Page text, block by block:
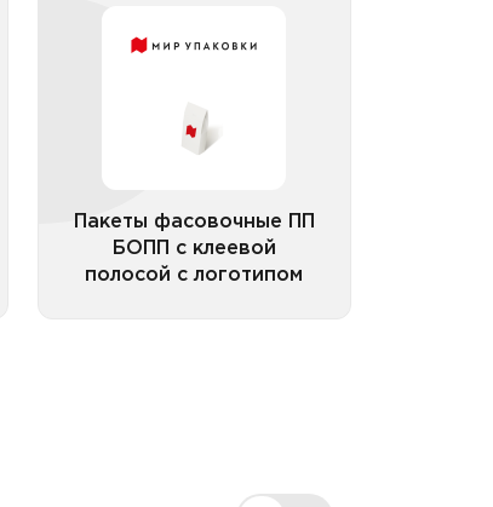
Пакеты фасовочные ПП
БОПП с клеевой
полосой с логотипом
БОПП с клеевой
Все категории